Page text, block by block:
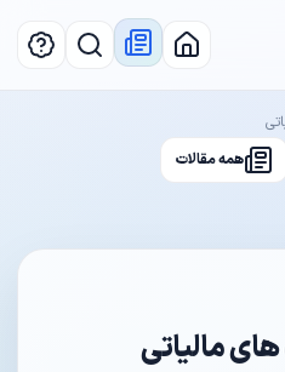
همه مقالات
مالیاتی